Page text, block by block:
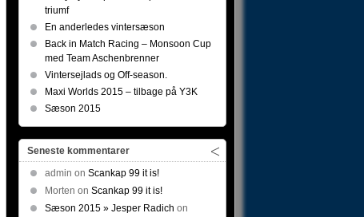
triumf
En anderledes vintersæson
Back in Match Racing – Monsoon Cup
med Team Aschenbrenner
Vintersejlads og Off-season.
Maxi Worlds 2015 – tilbage på Y3K
Sæson 2015
Seneste kommentarer
admin on Scankap 99 it is!
Morten on Scankap 99 it is!
Sæson 2015 » Jesper Radich on